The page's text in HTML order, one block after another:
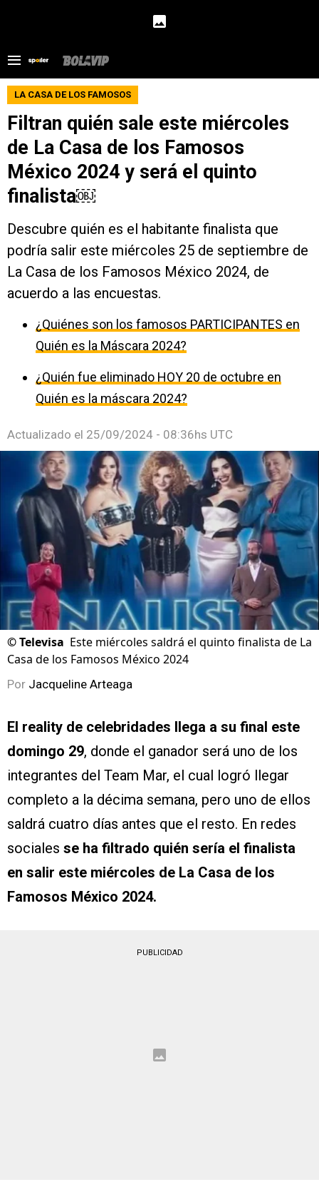
LA CASA DE LOS FAMOSOS
Filtran quién sale este miércoles
de La Casa de los Famosos
México 2024 y será el quinto
finalista￼
Descubre quién es el habitante finalista que
podría salir este miércoles 25 de septiembre de
La Casa de los Famosos México 2024, de
acuerdo a las encuestas.
¿Quiénes son los famosos PARTICIPANTES en
Quién es la Máscara 2024?
¿Quién fue eliminado HOY 20 de octubre en
Quién es la máscara 2024?
Actualizado el 25/09/2024 - 08:36hs UTC
©Televisa Este miércoles saldrá el quinto finalista de La
Casa de los Famosos México 2024
Por Jacqueline Arteaga
El reality de celebridades llega a su final este
domingo 29, donde el ganador será uno de los
integrantes del Team Mar, el cual logró llegar
completo a la décima semana, pero uno de ellos
saldrá cuatro días antes que el resto. En redes
sociales se ha filtrado quién sería el finalista
en salir este miércoles de La Casa de los
Famosos México 2024.
PUBLICIDAD